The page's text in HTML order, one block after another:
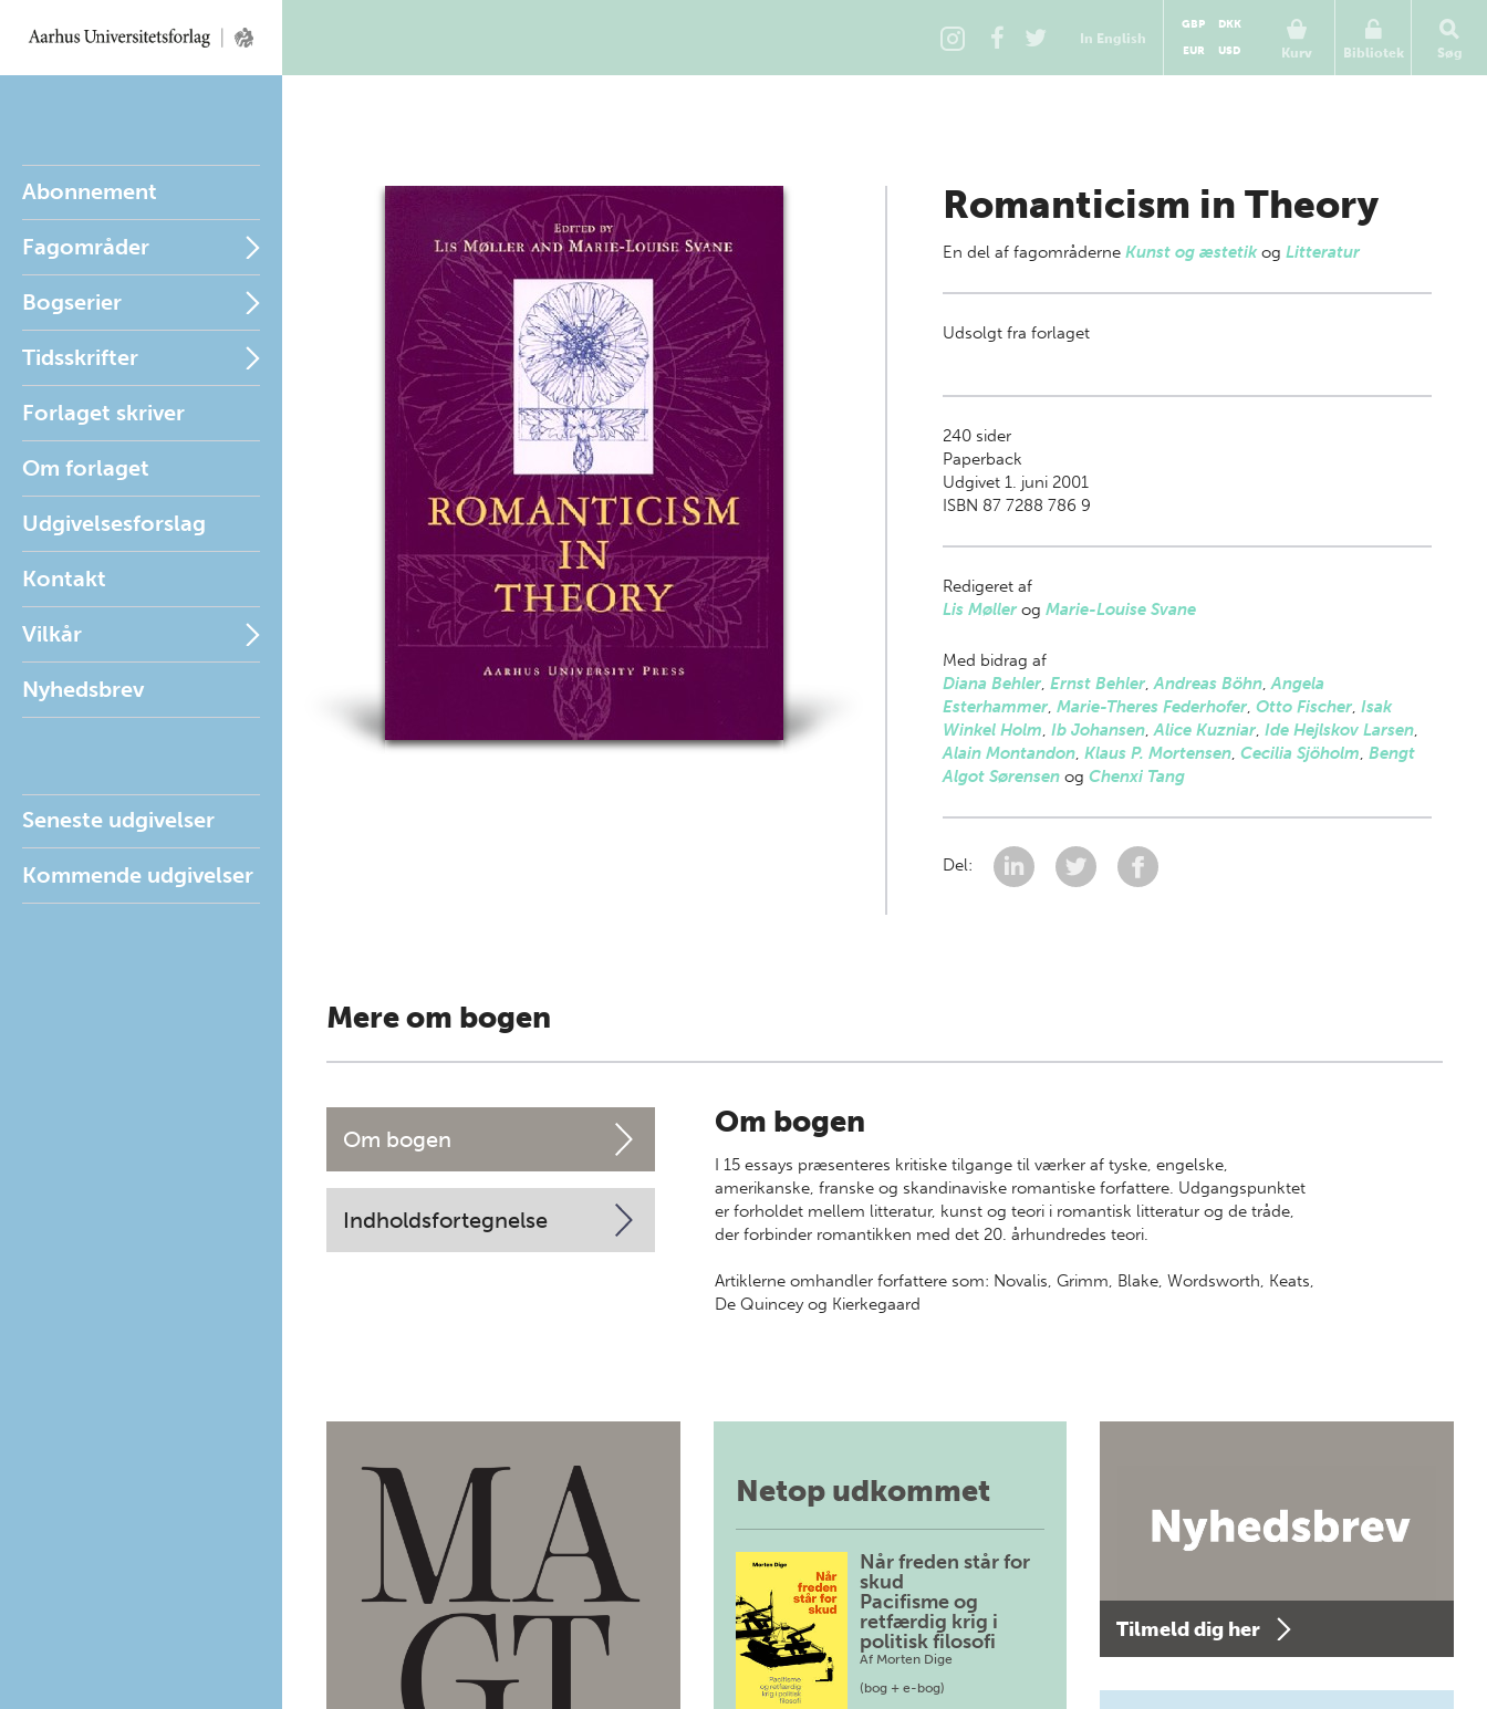
In English
Kurv
GBP
DKK
EUR
USD Bibliotek Søg
Abonnement
Fagområder
Bogserier
Tidsskrifter
Forlaget skriver
Om forlaget
Udgivelsesforslag
Kontakt
Vilkår
Nyhedsbrev
Seneste udgivelser
Kommende udgivelser
Romanticism in Theory
En del af fagområderne Kunst og æstetikog Litteratur
Udsolgt fra forlaget
240sider
Paperback
Udgivet 1. juni 2001
ISBN 87 7288 786 9
Redigeret af
Lis Møllerog Marie-Louise Svane
Med bidrag af
Diana Behler, Ernst Behler,Andreas Böhn,Angela
Esterhammer, Marie-Theres Federhofer, Otto Fischer, Isak
Winkel Holm, Ib Johansen,Alice Kuzniar, Ide Hejlskov Larsen,
Alain Montandon, Klaus P. Mortensen, Cecilia Sjöholm, Bengt
Algot Sørensenog Chenxi Tang
Del:
Mere om bogen
Om bogen
Indholdsfortegnelse
Om bogen
I 15 essays præsenteres kritiske tilgange til værker af tyske, engelske,
amerikanske, franske og skandinaviske romantiske forfattere. Udgangspunktet
er forholdet mellem litteratur, kunst og teori i romantisk litteratur og de tråde,
der forbinder romantikken med det 20. århundredes teori.
Artiklerne omhandler forfattere som: Novalis, Grimm, Blake, Wordsworth, Keats,
De Quincey og Kierkegaard
Netop udkommet
Når freden står for
skud
Pacifisme og
retfærdig krig i
politisk filosofi
Af Morten Dige
(bog + e-bog)
Tilmeld dig her